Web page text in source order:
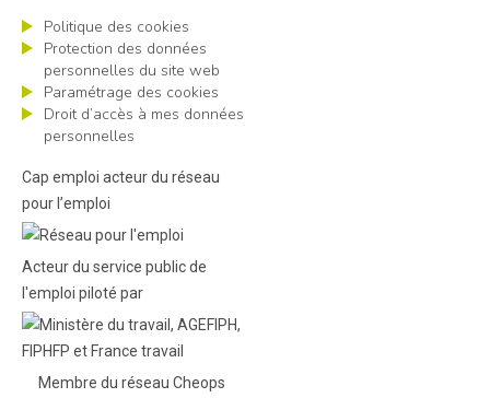
Politique des cookies
Protection des données
personnelles du site web
Paramétrage des cookies
Droit d’accès à mes données
personnelles
Cap emploi acteur du réseau
pour l’emploi
Acteur du service public de
l'emploi piloté par
Membre du réseau Cheops